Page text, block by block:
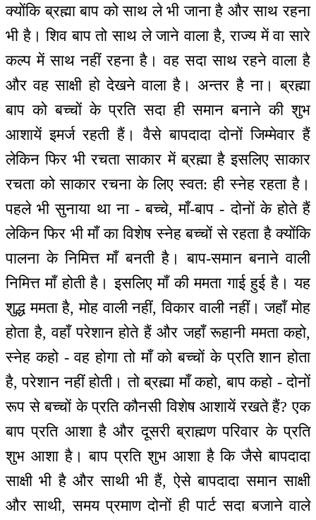
क्योंकि ब्रह्मा बाप को साथ ले भी जाना है और साथ रहना
भी है। शिव बाप तो साथ ले जाने वाला है, राज्य में वा सारे
कल्प में साथ नहीं रहना है। वह सदा साथ रहने वाला है
और वह साक्षी हो देखने वाला है। अन्तर है ना। ब्रह्मा
बाप को बच्चों के प्रति सदा ही समान बनाने की शुभ
आशायें इमर्ज रहती हैं। वैसे बापदादा दोनों जिम्मेवार हैं
लेकिन फिर भी रचता साकार में ब्रह्मा है इसलिए साकार
रचता को साकार रचना के लिए स्वत: ही स्नेह रहता है।
पहले भी सुनाया था ना - बच्चे, माँ-बाप - दोनों के होते हैं
लेकिन फिर भी माँ का विशेष स्नेह बच्चों से रहता है क्योंकि
पालना के निमित्त माँ बनती है। बाप-समान बनाने वाली
निमित्त माँ होती है। इसलिए माँ की ममता गाई हुई है। यह
शुद्ध ममता है, मोह वाली नहीं, विकार वाली नहीं। जहाँ मोह
होता है, वहाँ परेशान होते हैं और जहाँ रूहानी ममता कहो,
स्नेह कहो - वह होगा तो माँ को बच्चों के प्रति शान होता
है, परेशान नहीं होती। तो ब्रह्मा माँ कहो, बाप कहो - दोनों
रूप से बच्चों के प्रति कौनसी विशेष आशायें रखते हैं? एक
बाप प्रति आशा है और दूसरी ब्राह्मण परिवार के प्रति
शुभ आशा है। बाप प्रति शुभ आशा है कि जैसे बापदादा
साक्षी भी है और साथी भी हैं, ऐसे बापदादा समान साक्षी
और साथी, समय प्रमाण दोनों ही पार्ट सदा बजाने वाले